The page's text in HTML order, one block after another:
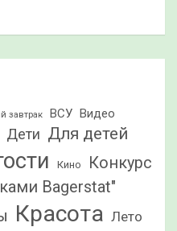
завтрак ВСУ
Видео
Дети Для детей
Кино
Конкурс
Bagerstat"
Красота Лето